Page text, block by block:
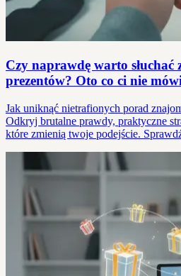
Czy naprawdę warto
prezentów? Oto co ci nie
Jak uniknąć nietrafionych porad
Odkryj brutalne prawdy, praktyczne
które zmienią twoje podejście.